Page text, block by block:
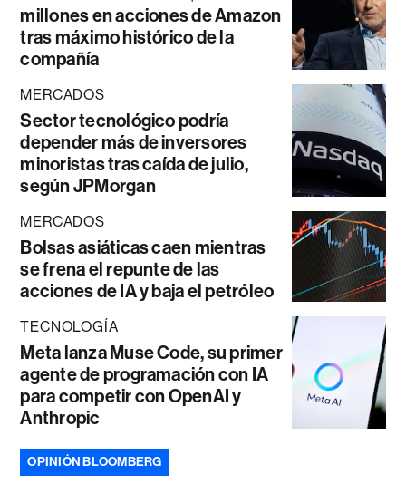
millones en acciones de Amazon
tras máximo histórico de la
compañía
MERCADOS
Sector tecnológico podría
depender más de inversores
minoristas tras caída de julio,
según JPMorgan
MERCADOS
Bolsas asiáticas caen mientras
se frena el repunte de las
acciones de IA y baja el petróleo
TECNOLOGÍA
Meta lanza Muse Code, su primer
agente de programación con IA
para competir con OpenAI y
Anthropic
OPINIÓN BLOOMBERG